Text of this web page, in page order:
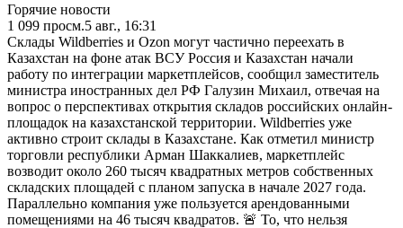
Горячие новости
1 099 просм.5 авг., 16:31
Склады Wildberries и Ozon могут частично переехать в
Казахстан на фоне атак ВСУ Россия и Казахстан начали
работу по интеграции маркетплейсов, сообщил заместитель
министра иностранных дел РФ Галузин Михаил, отвечая на
вопрос о перспективах открытия складов российских онлайн-
площадок на казахстанской территории. Wildberries уже
активно строит склады в Казахстане. Как отметил министр
торговли республики Арман Шаккалиев, маркетплейс
возводит около 260 тысяч квадратных метров собственных
складских площадей с планом запуска в начале 2027 года.
Параллельно компания уже пользуется арендованными
помещениями на 46 тысяч квадратов. 🚨 То, что нельзя